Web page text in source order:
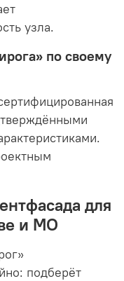
узла.
по своему
для
и МО
подберёт